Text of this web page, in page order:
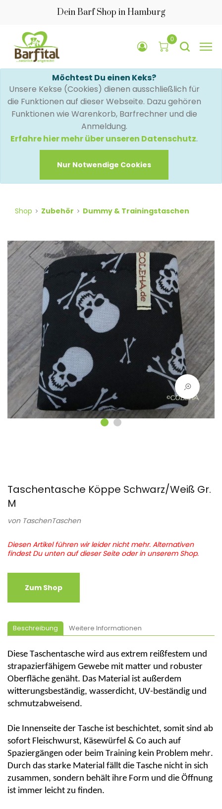
Dein Barf Shop in Hamburg
0
Möchtest Du einen Keks?
Unsere Kekse (Cookies) dienen ausschließlich für
die Funktionen auf dieser Webseite. Dazu gehören
Funktionen wie Warenkorb, Barfrechner und die
Anmeldung.
Erfahre hier mehr über unseren Datenschutz.
Nur Notwendige Cookies
Shop Zubehör Dummy & Trainingstaschen
Taschentasche Köppe Schwarz/Weiß Gr.
M
von TaschenTaschen
Diesen Artikel führen wir leider nicht mehr. Alternativen
findest Du unten auf dieser Seite oder in unserem Shop.
Zum Shop
Beschreibung Weitere Informationen
Diese Taschentasche wird aus extrem reißfestem und
strapazierfähigem Gewebe mit matter und robuster
Oberfläche genäht. Das Material ist außerdem
witterungsbeständig, wasserdicht, UV-beständig und
schmutzabweisend.
Die Innenseite der Tasche ist beschichtet, somit sind ab
sofort Fleischwurst, Käsewürfel & Co auch auf
Spaziergängen oder beim Training kein Problem mehr.
Durch das starke Material fällt die Tasche nicht in sich
zusammen, sondern behält ihre Form und die Öffnung
ist immer leicht zu finden.